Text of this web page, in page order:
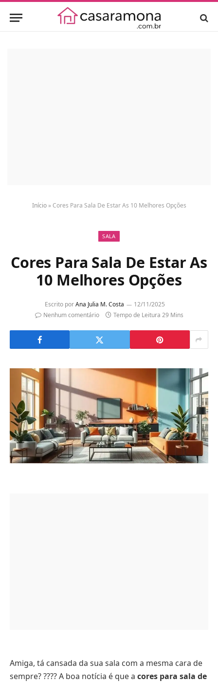
Início»Cores Para Sala De Estar As 10 Melhores Opções
SALA
Cores Para Sala De Estar As
10 Melhores Opções
Escrito por Ana Julia M. Costa
12/11/2025
Nenhum comentário
Tempo de Leitura 29 Mins
Amiga, tá cansada da sua sala com a mesma cara de
sempre? ???? A boa notícia é que a cores para sala de